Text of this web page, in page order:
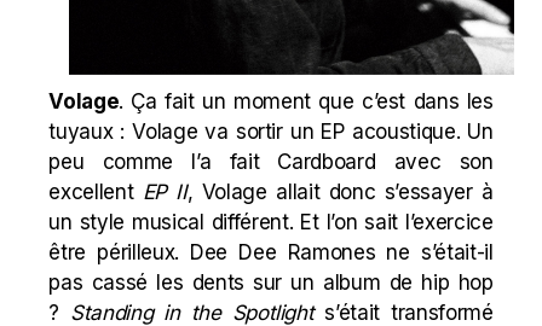
Volage. Ça fait un moment que c’est dans les
tuyaux : Volage va sortir un EP acoustique. Un
peu comme l’a fait Cardboard avec son
excellent EP II, Volage allait donc s’essayer à
un style musical différent. Et l’on sait l’exercice
être périlleux. Dee Dee Ramones ne s’était-il
pas cassé les dents sur un album de hip hop
? Standing in the Spotlights’était transformé